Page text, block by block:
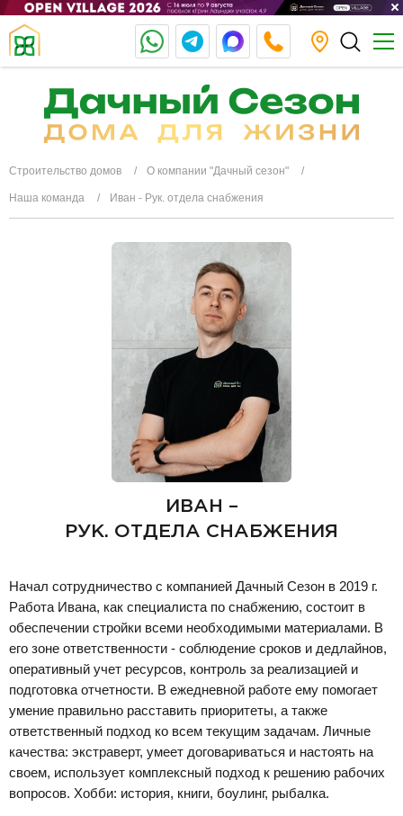
Строительство домов О компании "Дачный сезон"
Наша команда Иван - Рук. отдела снабжения
ИВАН –
РУК. ОТДЕЛА СНАБЖЕНИЯ
Начал сотрудничество с компанией Дачный Сезон в 2019 г.
Работа Ивана, как специалиста по снабжению, состоит в
обеспечении стройки всеми необходимыми материалами. В
его зоне ответственности - соблюдение сроков и дедлайнов,
оперативный учет ресурсов, контроль за реализацией и
подготовка отчетности. В ежедневной работе ему помогает
умение правильно расставить приоритеты, а также
ответственный подход ко всем текущим задачам. Личные
качества: экстраверт, умеет договариваться и настоять на
своем, использует комплексный подход к решению рабочих
вопросов. Хобби: история, книги, боулинг, рыбалка.